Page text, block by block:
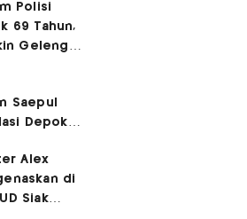
Polisi
69 Tahun,
Geleng
Saepul
Depok:
Alex
di
Siak